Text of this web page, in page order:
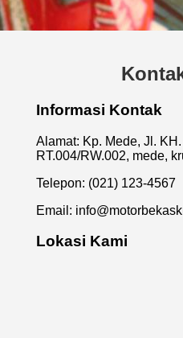
Informasi Kontak
Alamat: Kp. Mede, Jl.
RT.004/RW.002, mede,
Telepon: (021) 123-4567
Email:
Lokasi Kami